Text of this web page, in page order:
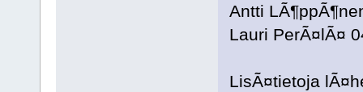
Antti
Lauri PerÃ¤lÃ¤
LisÃ¤tietoja